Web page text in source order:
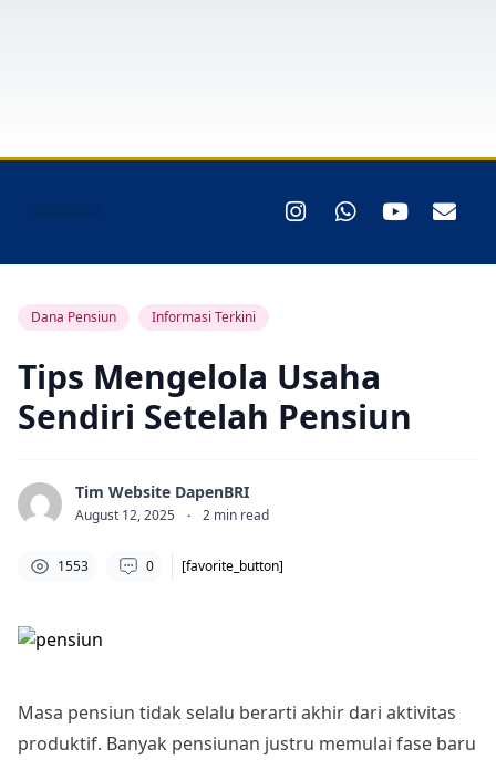
Dana Pensiun Informasi Terkini
Tips Mengelola Usaha
Sendiri Setelah Pensiun
Tim Website DapenBRI
August 12, 2025 · 2 min read
1553 0 [favorite_button]
Masa pensiun tidak selalu berarti akhir dari aktivitas
produktif. Banyak pensiunan justru memulai fase baru